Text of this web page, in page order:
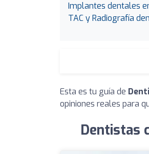
Implantes dentales
TAC y Radiografía
Esta es tu guía de
opiniones reales para
Dentistas